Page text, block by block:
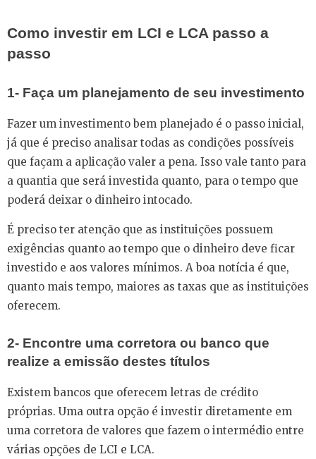
Como investir em LCI e LCA passo a
passo
1- Faça um planejamento de seu investimento
Fazer um investimento bem planejado é o passo inicial,
já que é preciso analisar todas as condições possíveis
que façam a aplicação valer a pena. Isso vale tanto para
a quantia que será investida quanto, para o tempo que
poderá deixar o dinheiro intocado.
É preciso ter atenção que as instituições possuem
exigências quanto ao tempo que o dinheiro deve ficar
investido e aos valores mínimos. A boa notícia é que,
quanto mais tempo, maiores as taxas que as instituições
oferecem.
2- Encontre uma corretora ou banco que
realize a emissão destes títulos
Existem bancos que oferecem letras de crédito
próprias. Uma outra opção é investir diretamente em
uma corretora de valores que fazem o intermédio entre
várias opções de LCI e LCA.